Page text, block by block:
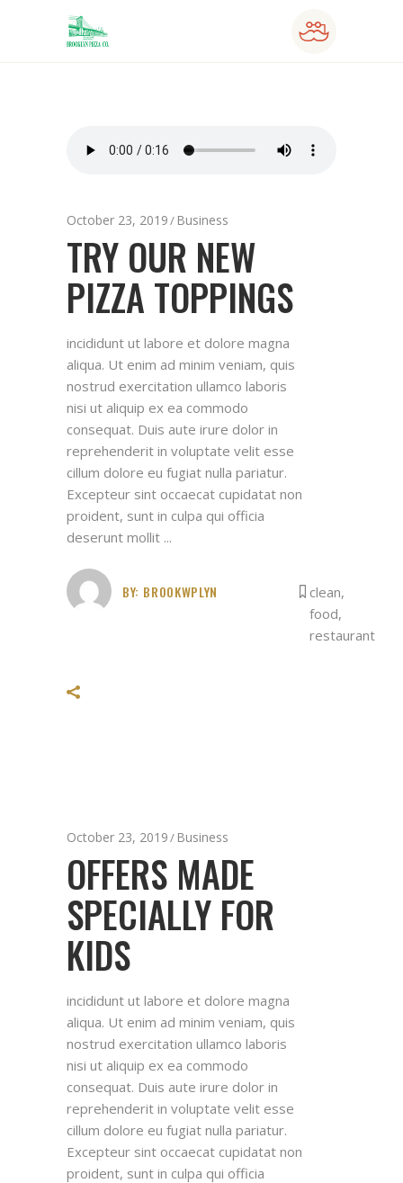
October 23, 2019 Business
TRY OUR NEW
PIZZA TOPPINGS
incididunt ut labore et dolore magna
aliqua. Ut enim ad minim veniam, quis
nostrud exercitation ullamco laboris
nisi ut aliquip ex ea commodo
consequat. Duis aute irure dolor in
reprehenderit in voluptate velit esse
cillum dolore eu fugiat nulla pariatur.
Excepteur sint occaecat cupidatat non
proident, sunt in culpa qui officia
deserunt mollit
BY: BROOKWPLYN clean,
food,
restaurant
October 23, 2019 Business
OFFERS MADE
SPECIALLY FOR
KIDS
incididunt ut labore et dolore magna
aliqua. Ut enim ad minim veniam, quis
nostrud exercitation ullamco laboris
nisi ut aliquip ex ea commodo
consequat. Duis aute irure dolor in
reprehenderit in voluptate velit esse
cillum dolore eu fugiat nulla pariatur.
Excepteur sint occaecat cupidatat non
proident, sunt in culpa qui officia